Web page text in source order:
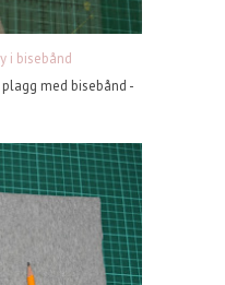
i bisebånd
med bisebånd -